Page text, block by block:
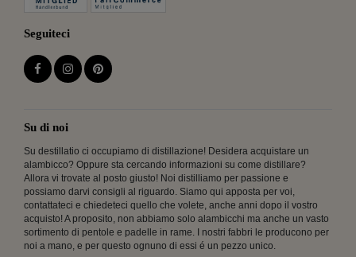
Seguiteci
Su di noi
Su destillatio ci occupiamo di distillazione! Desidera acquistare un
alambicco? Oppure sta cercando informazioni su come distillare?
Allora vi trovate al posto giusto! Noi distilliamo per passione e
possiamo darvi consigli al riguardo. Siamo qui apposta per voi,
contattateci e chiedeteci quello che volete, anche anni dopo il vostro
acquisto! A proposito, non abbiamo solo alambicchi ma anche un vasto
sortimento di pentole e padelle in rame. I nostri fabbri le producono per
noi a mano, e per questo ognuno di essi é un pezzo unico.